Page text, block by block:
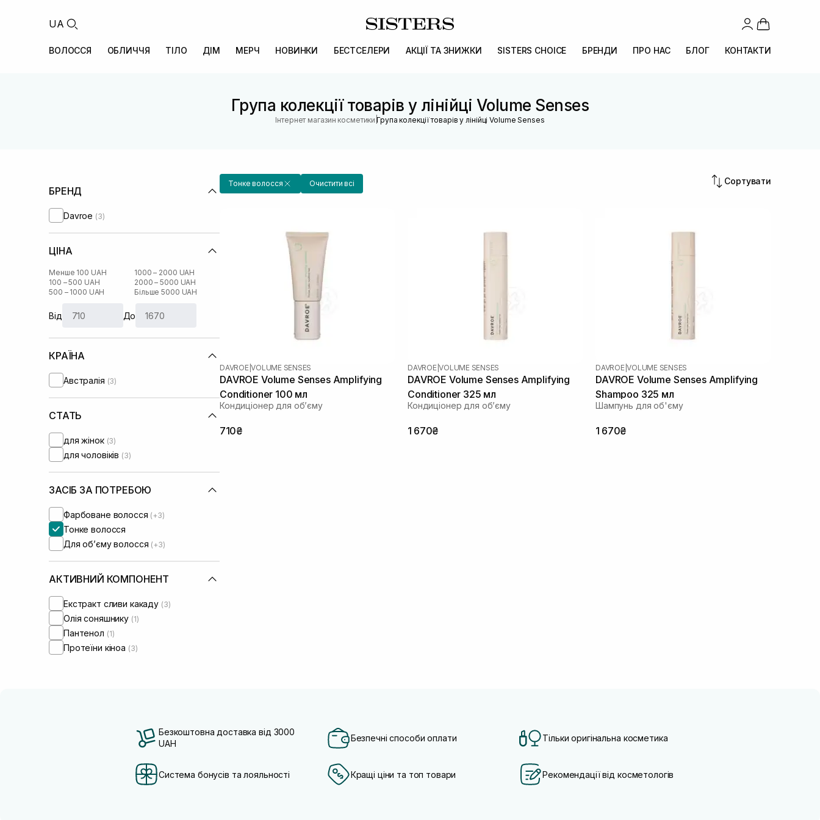
UA
ВОЛОССЯ ОБЛИЧЧЯ ТІЛО ДІМ МЕРЧ НОВИНКИ БЕСТСЕЛЕРИ АКЦІЇ ТА ЗНИЖКИ SISTERS CHOICE БРЕНДИ ПРО НАС БЛОГ КОНТАКТИ
Група колекції товарів у лінійці Volume Senses
Інтернет магазин косметики |Група колекції товарів у лінійці Volume Senses
БРЕНД
Davroe (3)
ЦІНА
Менше 100 UAH
100 – 500 UAH
500 – 1000 UAH
1000 – 2000 UAH
2000 – 5000 UAH
Більше 5000 UAH
Від До
КРАЇНА
Австралія (3)
СТАТЬ
для жінок (3)
для чоловіків (3)
ЗАСІБ ЗА ПОТРЕБОЮ
Фарбоване волосся (+3)
Тонке волосся
Для обʼєму волосся (+3)
АКТИВНИЙ КОМПОНЕНТ
Екстракт сливи какаду (3)
Олія соняшнику (1)
Пантенол (1)
Протеїни кіноа (3)
Тонке волосся Очистити всі Сортувати
DAVROE |VOLUME SENSES
DAVROE Volume Senses Amplifying
Conditioner 100 мл
Кондиціонер для об’єму
710₴
DAVROE |VOLUME SENSES
DAVROE Volume Senses Amplifying
Conditioner 325 мл
Кондиціонер для об’єму
1 670₴
DAVROE |VOLUME SENSES
DAVROE Volume Senses Amplifying
Shampoo 325 мл
Шампунь для об'єму
1 670₴
Безкоштовна доставка від 3000
UAH
Безпечні способи оплати Тільки оригінальна косметика
Система бонусів та лояльності Кращі ціни та топ товари Рекомендації від косметологів